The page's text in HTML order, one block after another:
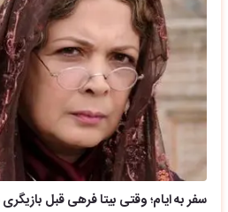
سفر به ایام؛ وقتی بیتا فرهی قبل بازیگری در